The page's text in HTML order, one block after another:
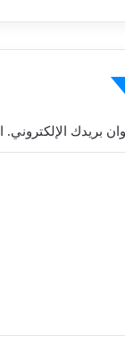
بريدك الإلكتروني.